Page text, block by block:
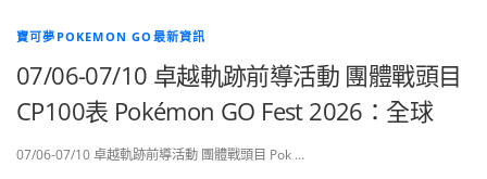
寶可夢POKEMON GO最新資訊
07/06-07/10 卓越軌跡前導活動 團體戰頭目
CP100表 Pokémon GO Fest 2026：全球
07/06-07/10 卓越軌跡前導活動 團體戰頭目 Pok …